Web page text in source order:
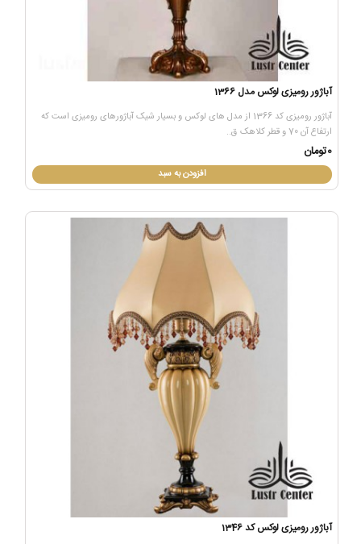
آباژور رومیزی لوکس مدل 1366
آباژور رومیزی کد 1366 از مدل های لوکس و بسیار شیک آباژورهای رومیزی است که
ارتفاع آن 70 و قطر کلاهک ق..
0تومان
افزودن به سبد
آباژور رومیزی لوکس کد 1346